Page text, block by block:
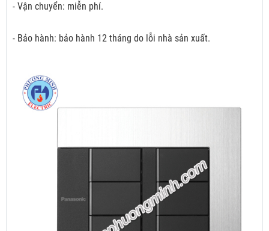
- Vận chuyển: miễn phí.
- Bảo hành: bảo hành 12 tháng do lỗi nhà sản xuất.